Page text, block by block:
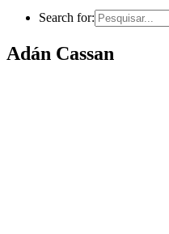
Search for:
Adán Cassan